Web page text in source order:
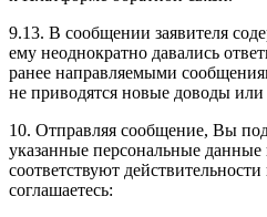
9.13. В сообщении заявителя
ему неоднократно давались
ранее направляемыми
не приводятся новые доводы или
10. Отправляя сообщение, Вы
указанные персональные
соответствуют
соглашаетесь: